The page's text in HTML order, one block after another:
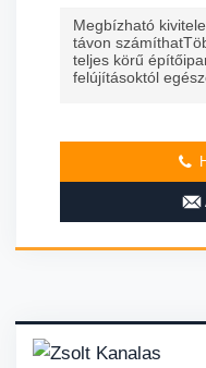
Megbízható
távon
teljes körű
felújításoktól